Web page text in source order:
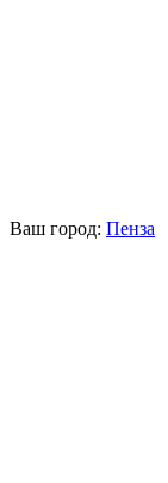
Ваш город: Пенза